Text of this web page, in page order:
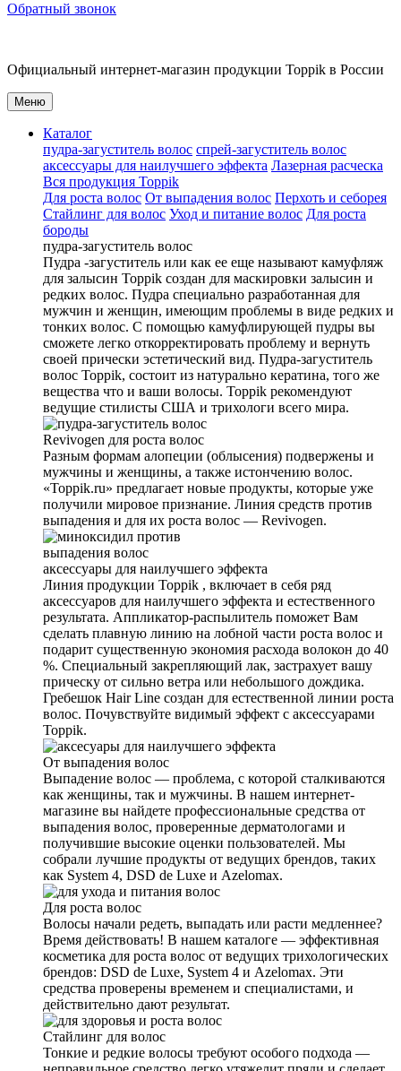
Обратный звонок
Официальный интернет-магазин продукции Toppik в России
Меню
Каталог
пудра-загуститель волос спрей-загуститель волос
аксеcсуары для наилучшего эффекта Лазерная расческа
Вся продукция Toppik
Для роста волос От выпадения волос Перхоть и себорея
Стайлинг для волос Уход и питание волос Для роста
бороды
пудра-загуститель волос
Пудра -загуститель или как ее еще называют камуфляж
для залысин Toppik создан для маскировки залысин и
редких волос. Пудра специально разработанная для
мужчин и женщин, имеющим проблемы в виде редких и
тонких волос. С помощью камуфлирующей пудры вы
сможете легко откорректировать проблему и вернуть
своей прически эстетический вид. Пудра-загуститель
волос Toppik, состоит из натурально кератина, того же
вещества что и ваши волосы. Toppik рекомендуют
ведущие стилисты США и трихологи всего мира.
Revivogen для роста волос
Разным формам алопеции (облысения) подвержены и
мужчины и женщины, а также истончению волос.
«Toppik.ru» предлагает новые продукты, которые уже
получили мировое признание. Линия средств против
выпадения и для их роста волос — Revivogen.
аксеcсуары для наилучшего эффекта
Линия продукции Toppik , включает в себя ряд
аксессуаров для наилучшего эффекта и естественного
результата. Аппликатор-распылитель поможет Вам
сделать плавную линию на лобной части роста волос и
подарит существенную экономия расхода волокон до 40
%. Специальный закрепляющий лак, застрахует вашу
прическу от сильно ветра или небольшого дождика.
Гребешок Hair Line создан для естественной линии роста
волос. Почувствуйте видимый эффект с аксессуарами
Toppik.
От выпадения волос
Выпадение волос — проблема, с которой сталкиваются
как женщины, так и мужчины. В нашем интернет-
магазине вы найдете профессиональные средства от
выпадения волос, проверенные дерматологами и
получившие высокие оценки пользователей. Мы
собрали лучшие продукты от ведущих брендов, таких
как System 4, DSD de Luxe и Azelomax.
Для роста волос
Волосы начали редеть, выпадать или расти медленнее?
Время действовать! В нашем каталоге — эффективная
косметика для роста волос от ведущих трихологических
брендов: DSD de Luxe, System 4 и Azelomax. Эти
средства проверены временем и специалистами, и
действительно дают результат.
Стайлинг для волос
Тонкие и редкие волосы требуют особого подхода —